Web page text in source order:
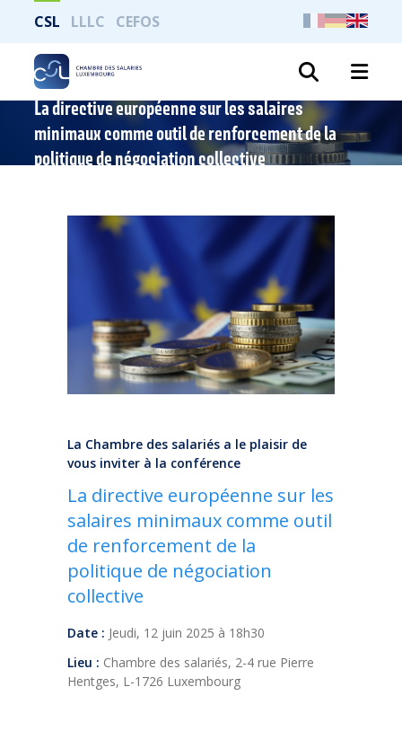
CSL LLLC CEFOS
La directive européenne sur les salaires
minimaux comme outil de renforcement de la
politique de négociation collective
La Chambre des salariés a le plaisir de
vous inviter à la conférence
La directive européenne sur les
salaires minimaux comme outil
de renforcement de la
politique de négociation
collective
Date : Jeudi, 12 juin 2025 à 18h30
Lieu : Chambre des salariés, 2-4 rue Pierre
Hentges, L-1726 Luxembourg